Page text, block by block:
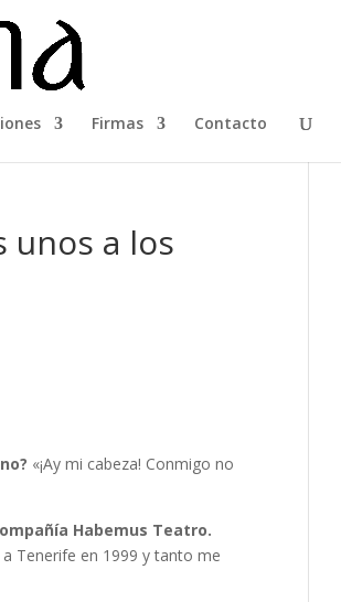
Firmas Contacto
unos a los
«¡Ay mi cabeza! Conmigo no
Habemus Teatro.
Tenerife en 1999 y tanto me